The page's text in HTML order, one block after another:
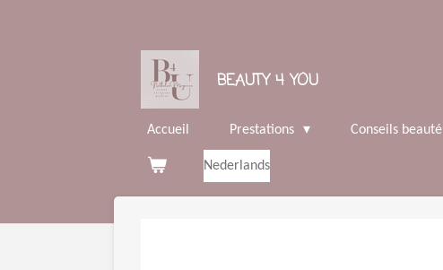
BEAUTY 4 YOU
Accueil Prestations Conseils beauté
Nederlands